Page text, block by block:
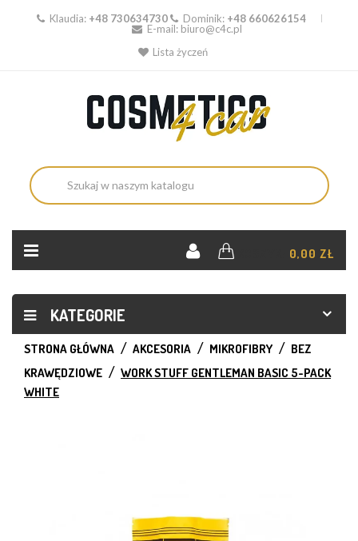
Klaudia: +48 730634730 Dominik: +48 660626154
E-mail: biuro@c4c.pl
Lista życzeń
0,00 ZŁ
KATEGORIE
STRONA GŁÓWNA AKCESORIA MIKROFIBRY
BEZ
KRAWĘDZIOWE
WORK STUFF GENTLEMAN BASIC 5-PACK
WHITE